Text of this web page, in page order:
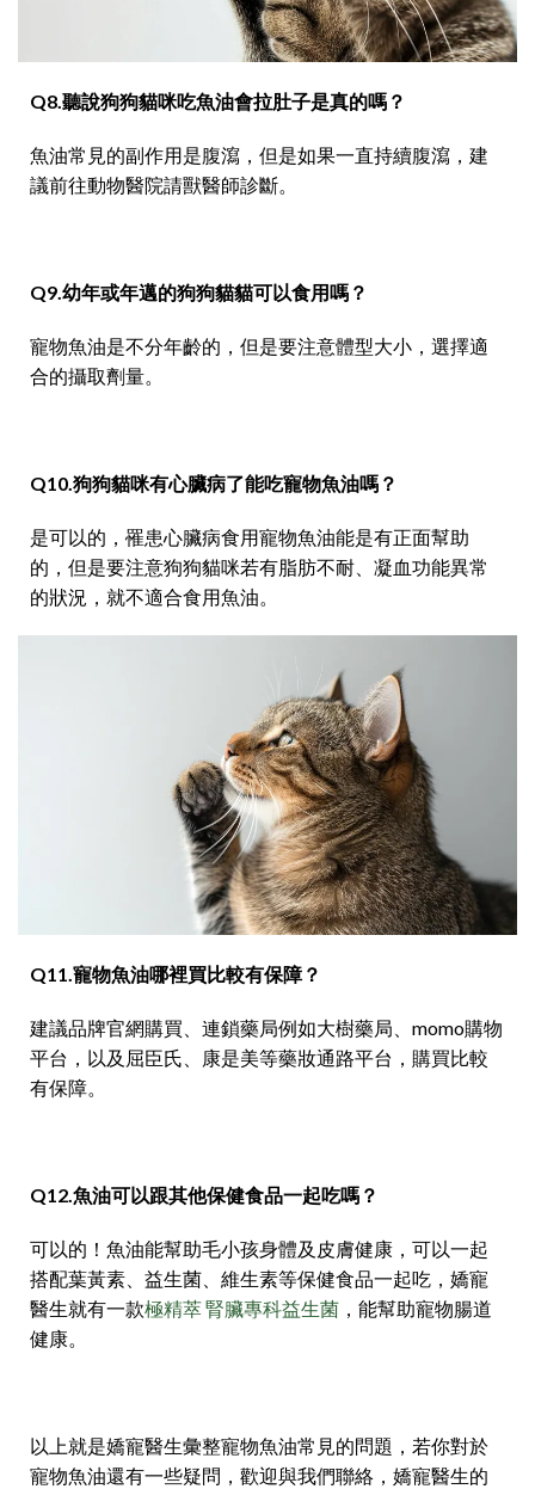
Q8.聽說狗狗貓咪吃魚油會拉肚子是真的嗎？
魚油常見的副作用是腹瀉，但是如果一直持續腹瀉，建
議前往動物醫院請獸醫師診斷。
Q9.幼年或年邁的狗狗貓貓可以食用嗎？
寵物魚油是不分年齡的，但是要注意體型大小，選擇適
合的攝取劑量。
Q10.狗狗貓咪有心臟病了能吃寵物魚油嗎？
是可以的，罹患心臟病食用寵物魚油能是有正面幫助
的，但是要注意狗狗貓咪若有脂肪不耐、凝血功能異常
的狀況，就不適合食用魚油。
Q11.寵物魚油哪裡買比較有保障？
建議品牌官網購買、連鎖藥局例如大樹藥局、momo購物
平台，以及屈臣氏、康是美等藥妝通路平台，購買比較
有保障。
Q12.魚油可以跟其他保健食品一起吃嗎？
可以的！魚油能幫助毛小孩身體及皮膚健康，可以一起
搭配葉黃素、益生菌、維生素等保健食品一起吃，嬌寵
醫生就有一款極精萃 腎臟專科益生菌 ，能幫助寵物腸道
健康。
以上就是嬌寵醫生彙整寵物魚油常見的問題，若你對於
寵物魚油還有一些疑問，歡迎與我們聯絡，嬌寵醫生的